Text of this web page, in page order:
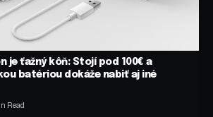
je ťažný kôň: Stojí pod 100€ a
batériou dokáže nabiť aj iné
Read